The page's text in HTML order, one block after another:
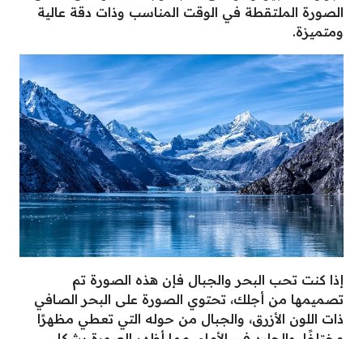
الصورة الملتقطة في الوقت المناسب وذات دقة عالية
ومتميزة.
إذا كنت تحب البحر والجبال فإن هذه الصورة تم
تصميمها من أجلك، تحتوي الصورة على البحر الصافي
ذات اللون الأزرق، والجبال من حوله التي تعطي مظهرًا